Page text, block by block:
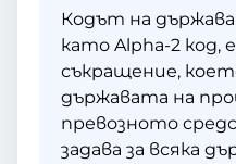
Кодът на
като Alpha-2 код,
съкращение,
държавата на
превозното
задава за всяка